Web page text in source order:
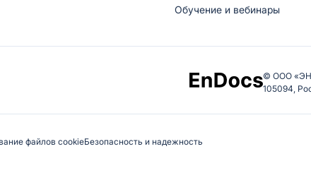
Обучение и вебинары
© ООО
105094,
файлов cookieБезопасность и надежность